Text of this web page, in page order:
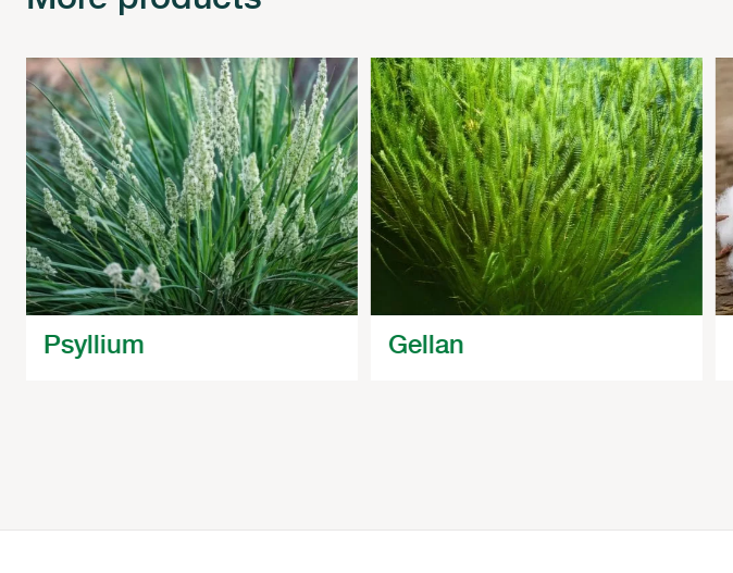
Psyllium Gellan